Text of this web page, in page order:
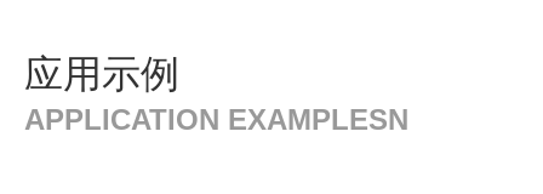
应用示例
APPLICATION EXAMPLESN